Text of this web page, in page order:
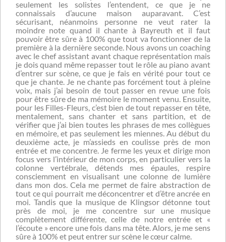
seulement les solistes l’entendent, ce que je ne
connaissais d’aucune maison auparavant. C’est
sécurisant, néanmoins personne ne veut rater la
moindre note quand il chante à Bayreuth et il faut
pouvoir être sûre à 100% que tout va fonctionner de la
première à la dernière seconde. Nous avons un coaching
avec le chef assistant avant chaque représentation mais
je dois quand même repasser tout le rôle au piano avant
d’entrer sur scène, ce que je fais en vérité pour tout ce
que je chante. Je ne chante pas forcément tout à pleine
voix, mais j’ai besoin de tout passer en revue une fois
pour être sûre de ma mémoire le moment venu. Ensuite,
pour les Filles-Fleurs, c’est bien de tout repasser en tête,
mentalement, sans chanter et sans partition, et de
vérifier que j’ai bien toutes les phrases de mes collègues
en mémoire, et pas seulement les miennes. Au début du
deuxième acte, je m’assieds en coulisse près de mon
entrée et me concentre. Je ferme les yeux et dirige mon
focus vers l’intérieur de mon corps, en particulier vers la
colonne vertébrale, détends mes épaules, respire
consciemment en visualisant une colonne de lumière
dans mon dos. Cela me permet de faire abstraction de
tout ce qui pourrait me déconcentrer et d’être ancrée en
moi. Tandis que la musique de Klingsor détonne tout
près de moi, je me concentre sur une musique
complètement différente, celle de notre entrée et «
l’écoute » encore une fois dans ma tête. Alors, je me sens
sûre à 100% et peut entrer sur scène le cœur calme.